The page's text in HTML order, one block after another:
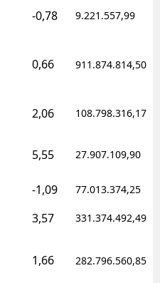
-0,78 9.221.557,99
0,66 911.874.814,50
2,06 108.798.316,17
5,55 27.907.109,90
-1,09 77.013.374,25
3,57 331.374.492,49
1,66 282.796.560,85